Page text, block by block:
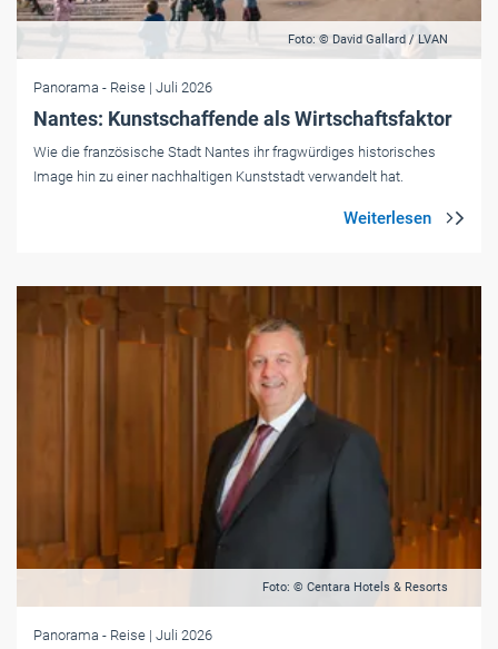
Foto: © David Gallard / LVAN
Panorama - Reise | Juli 2026
Nantes: Kunstschaffende als Wirtschaftsfaktor
Wie die französische Stadt Nantes ihr fragwürdiges historisches
Image hin zu einer nachhaltigen Kunststadt verwandelt hat.
Foto: © Centara Hotels & Resorts
Panorama - Reise | Juli 2026